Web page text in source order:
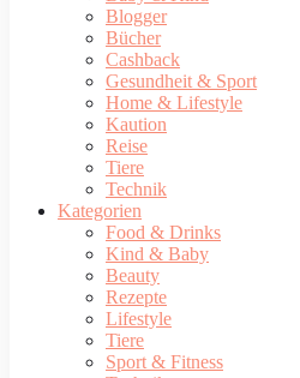
Blogger
Bücher
Cashback
Gesundheit & Sport
Home & Lifestyle
Kaution
Reise
Tiere
Technik
Kategorien
Food & Drinks
Kind & Baby
Beauty
Rezepte
Lifestyle
Tiere
Sport & Fitness